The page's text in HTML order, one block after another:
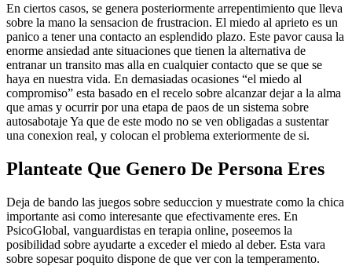
En ciertos casos, se genera posteriormente arrepentimiento que lleva
sobre la mano la sensacion de frustracion. El miedo al aprieto es un
panico a tener una contacto an esplendido plazo. Este pavor causa la
enorme ansiedad ante situaciones que tienen la alternativa de
entranar un transito mas alla en cualquier contacto que se que se
haya en nuestra vida. En demasiadas ocasiones “el miedo al
compromiso” esta basado en el recelo sobre alcanzar dejar a la alma
que amas y ocurrir por una etapa de paos de un sistema sobre
autosabotaje Ya que de este modo no se ven obligadas a sustentar
una conexion real, y colocan el problema exteriormente de si.
Planteate Que Genero De Persona Eres
Deja de bando las juegos sobre seduccion y muestrate como la chica
importante asi­ como interesante que efectivamente eres. En
PsicoGlobal, vanguardistas en terapia online, poseemos la
posibilidad sobre ayudarte a exceder el miedo al deber. Esta vara
sobre sopesar poquito dispone de que ver con la temperamento.